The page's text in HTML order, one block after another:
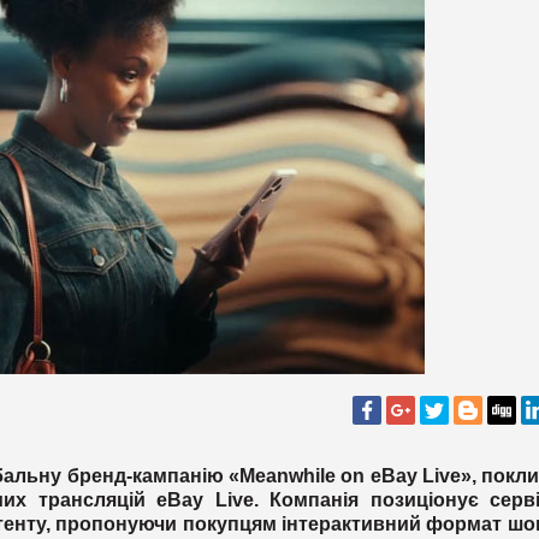
бренд-кампанію «Meanwhile on eBay Live»,
трансляцій eBay Live. Компанія позиціонує
пропонуючи покупцям інтерактивний формат